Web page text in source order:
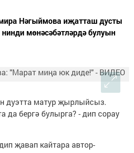
Нәгыймова иҗатташ дусты
мөнәсәбәтләрдә булуын
дуэтта матур җырлыйсыз.
да бергә булырга? - дип сорау
җавап кайтара автор-